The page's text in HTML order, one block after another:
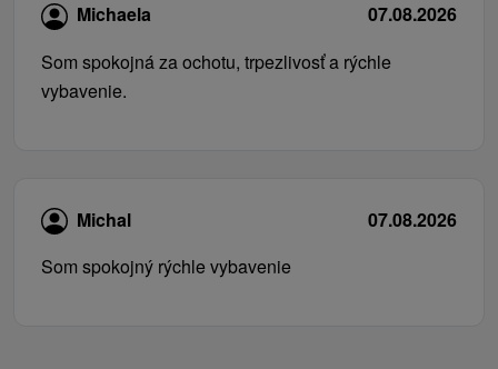
Michaela
07.08.2026
Som spokojná za ochotu, trpezlivosť a rýchle
vybavenie.
Michal
07.08.2026
Som spokojný rýchle vybavenie